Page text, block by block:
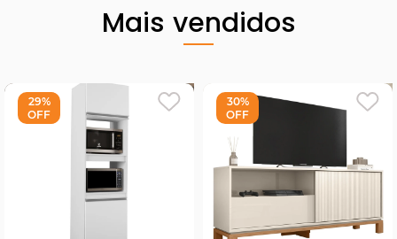
Mais vendidos
29%
OFF
30%
OFF